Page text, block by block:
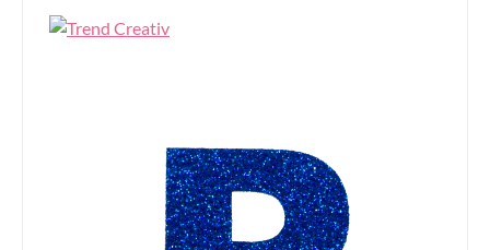
Bildergalerie überspringen